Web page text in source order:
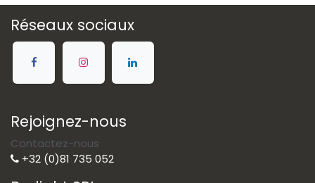
Réseaux sociaux
Rejoignez-nous
Contactez-nous
+32 (0)81 735 052